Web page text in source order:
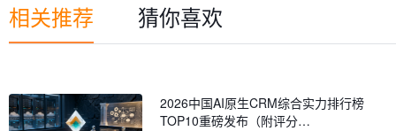
相关推荐 猜你喜欢
2026中国AI原生CRM综合实力排行榜
TOP10重磅发布（附评分…